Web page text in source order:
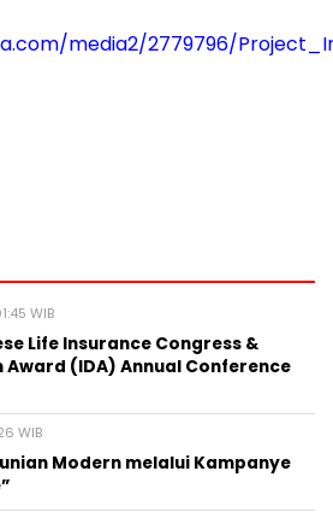
media2/2779796/
WIB
Life Insurance Congress &
(IDA) Annual Conference
WIB
Modern melalui Kampanye